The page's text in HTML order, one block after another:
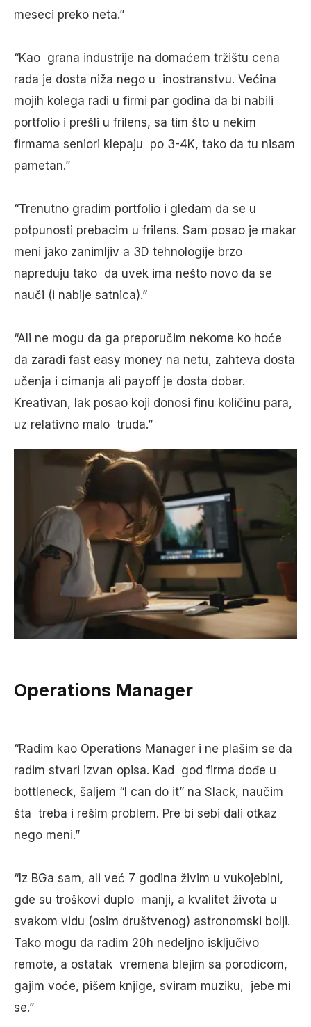
meseci preko neta.”
“Kao grana industrije na domaćem tržištu cena
rada je dosta niža nego u inostranstvu. Većina
mojih kolega radi u firmi par godina da bi nabili
portfolio i prešli u frilens, sa tim što u nekim
firmama seniori klepaju po 3-4K, tako da tu nisam
pametan.”
“Trenutno gradim portfolio i gledam da se u
potpunosti prebacim u frilens. Sam posao je makar
meni jako zanimljiv a 3D tehnologije brzo
napreduju tako da uvek ima nešto novo da se
nauči (i nabije satnica).”
“Ali ne mogu da ga preporučim nekome ko hoće
da zaradi fast easy money na netu, zahteva dosta
učenja i cimanja ali payoff je dosta dobar.
Kreativan, lak posao koji donosi finu količinu para,
uz relativno malo truda.”
Operations Manager
“Radim kao Operations Manager i ne plašim se da
radim stvari izvan opisa. Kad god firma dođe u
bottleneck, šaljem “I can do it” na Slack, naučim
šta treba i rešim problem. Pre bi sebi dali otkaz
nego meni.”
“Iz BGa sam, ali već 7 godina živim u vukojebini,
gde su troškovi duplo manji, a kvalitet života u
svakom vidu (osim društvenog) astronomski bolji.
Tako mogu da radim 20h nedeljno isključivo
remote, a ostatak vremena blejim sa porodicom,
gajim voće, pišem knjige, sviram muziku, jebe mi
se.”